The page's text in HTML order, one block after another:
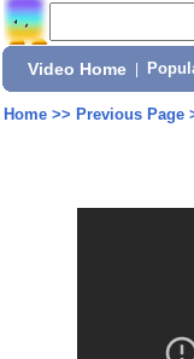
Video Home
Home>> Previous Page